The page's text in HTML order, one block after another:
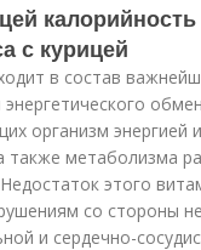
с курицей
в состав
энергетического
организм энергией
также метаболизма
этого
со стороны
и сердечно-